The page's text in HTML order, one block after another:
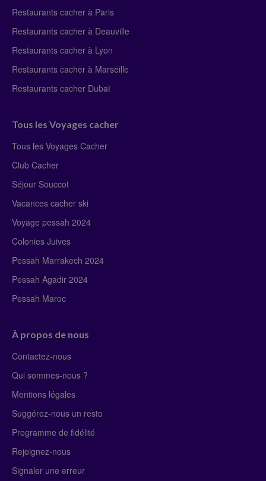
Restaurants cacher à Paris
Restaurants cacher à Deauville
Restaurants cacher à Lyon
Restaurants cacher à Marseille
Restaurants cacher Dubaï
Tous les Voyages cacher
Tous les Voyages Cacher
Club Cacher
Séjour Souccot
Vacances cacher ski
Voyage pessah 2024
Colonies Juives
Pessah Marrakech 2024
Pessah Agadir 2024
Pessah Maroc
À propos de nous
Contactez-nous
Qui sommes-nous ?
Mentions légales
Suggérez-nous un resto
Programme de fidélité
Rejoignez-nous
Signaler une erreur